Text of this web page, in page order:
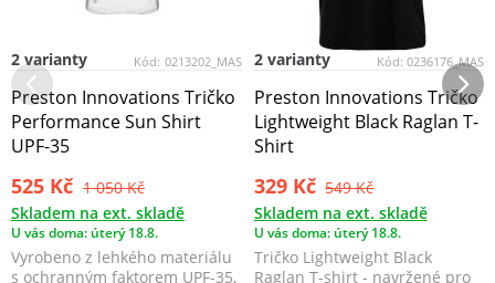
Kód: 0213202_MAS
2 varianty
Preston Innovations Tričko
Performance Sun Shirt
UPF-35
525 Kč 1 050 Kč
Skladem na ext. skladě
U vás doma: úterý 18.8.
Vyrobeno z lehkého materiálu
s ochranným faktorem UPF-35,
Kód: 0236176_MAS
2 varianty
Preston Innovations Tričko
Lightweight Black Raglan T-
Shirt
329 Kč 549 Kč
Skladem na ext. skladě
U vás doma: úterý 18.8.
Tričko Lightweight Black
Raglan T-shirt - navržené pro